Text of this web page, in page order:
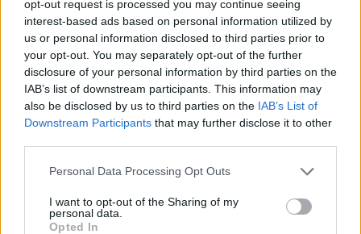
opt-out request is processed you may continue seeing
interest-based ads based on personal information utilized by
us or personal information disclosed to third parties prior to
your opt-out. You may separately opt-out of the further
disclosure of your personal information by third parties on the
IAB’s list of downstream participants. This information may
also be disclosed by us to third parties on the IAB’s List of
Downstream Participants that may further disclose it to other
Personal Data Processing Opt Outs
I want to opt-out of the Sharing of my
personal data.
Opted In